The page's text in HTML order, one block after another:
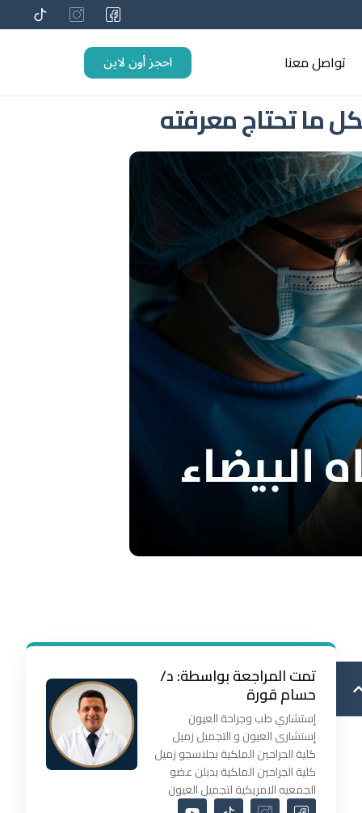
تواصل معنا احجز أون لاين
ما تحتاج معرفته
تمت المراجعة بواسطة: د/
حسام قورة
إستشاري طب وجراحة العيون
إستشارى العيون و التجميل زميل
كلية الجراحين الملكية بجلاسجو زميل
كلية الجراحين الملكية بدبلن عضو
الجمعيه الامريكية لتجميل العيون